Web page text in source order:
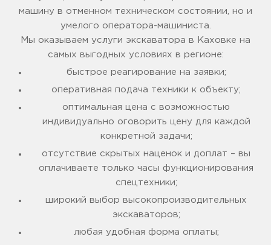
машину в отменном техническом состоянии, но и
умелого оператора-машиниста.
Мы оказываем услуги экскаватора в Каховке на
самых выгодных условиях в регионе:
быстрое реагирование на заявки;
оперативная подача техники к объекту;
оптимальная цена с возможностью
индивидуально оговорить цену для каждой
конкретной задачи;
отсутствие скрытых наценок и доплат – вы
оплачиваете только часы функционирования
спецтехники;
широкий выбор высокопроизводительных
экскаваторов;
любая удобная форма оплаты;